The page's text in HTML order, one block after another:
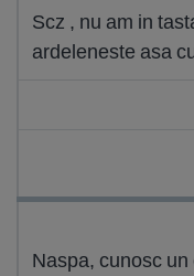
Scz , nu am in
ardeleneste asa
Naspa, cunosc